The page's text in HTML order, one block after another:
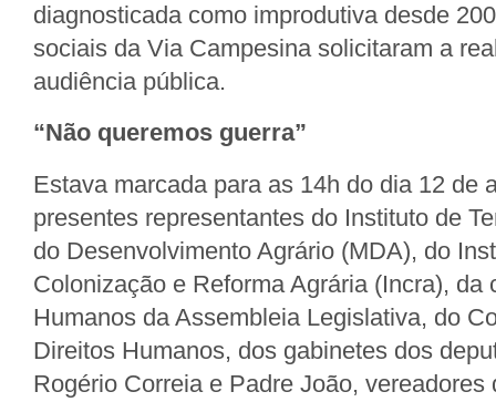
diagnosticada como improdutiva desde
sociais da Via Campesina solicitaram a
audiência pública.
“Não queremos guerra”
Estava marcada para as 14h do dia 12 de
presentes representantes do Instituto de
do Desenvolvimento Agrário (MDA), do
Colonização e Reforma Agrária (Incra), da
Humanos da Assembleia Legislativa, do
Direitos Humanos, dos gabinetes dos
Rogério Correia e Padre João, vereadores